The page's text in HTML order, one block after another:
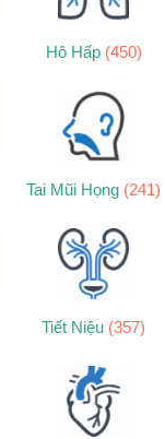
Hô Hấp (450)
Tai Mũi Họng (241)
Tiết Niệu (357)